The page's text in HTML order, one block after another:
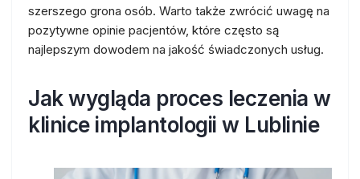
szerszego grona osób. Warto także zwrócić uwagę na
pozytywne opinie pacjentów, które często są
najlepszym dowodem na jakość świadczonych usług.
Jak wygląda proces leczenia w
klinice implantologii w Lublinie